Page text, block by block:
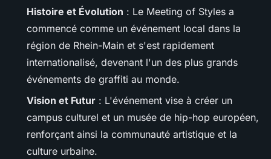
Histoire et Évolution : Le Meeting of Styles a
commencé comme un événement local dans la
région de Rhein-Main et s'est rapidement
internationalisé, devenant l'un des plus grands
événements de graffiti au monde.
Vision et Futur : L'événement vise à créer un
campus culturel et un musée de hip-hop européen,
renforçant ainsi la communauté artistique et la
culture urbaine.